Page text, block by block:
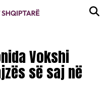
Vokshi
së saj në